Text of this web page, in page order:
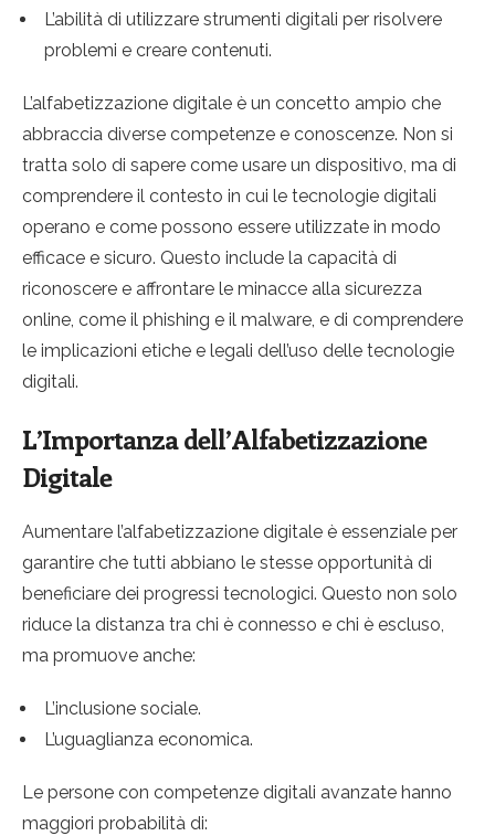
L’abilità di utilizzare strumenti digitali per risolvere
problemi e creare contenuti.
L’alfabetizzazione digitale è un concetto ampio che
abbraccia diverse competenze e conoscenze. Non si
tratta solo di sapere come usare un dispositivo, ma di
comprendere il contesto in cui le tecnologie digitali
operano e come possono essere utilizzate in modo
efficace e sicuro. Questo include la capacità di
riconoscere e affrontare le minacce alla sicurezza
online, come il phishing e il malware, e di comprendere
le implicazioni etiche e legali dell’uso delle tecnologie
digitali.
L’Importanza dell’Alfabetizzazione
Digitale
Aumentare l’alfabetizzazione digitale è essenziale per
garantire che tutti abbiano le stesse opportunità di
beneficiare dei progressi tecnologici. Questo non solo
riduce la distanza tra chi è connesso e chi è escluso,
ma promuove anche:
L’inclusione sociale.
L’uguaglianza economica.
Le persone con competenze digitali avanzate hanno
maggiori probabilità di: